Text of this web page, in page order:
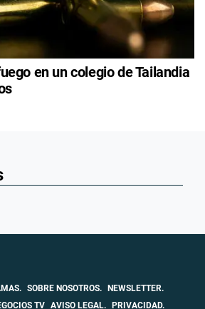
en un colegio de Tailandia
SOBRE NOSOTROS.
NEWSLETTER.
TV AVISO LEGAL.
PRIVACIDAD.